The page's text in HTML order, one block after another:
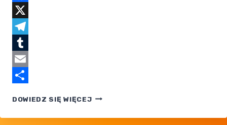
Facebook
X
Telegram
Tumblr
Email
DOWIEDZ SIĘ WIĘCEJPOKEMON
— SPOLSZCZENIE